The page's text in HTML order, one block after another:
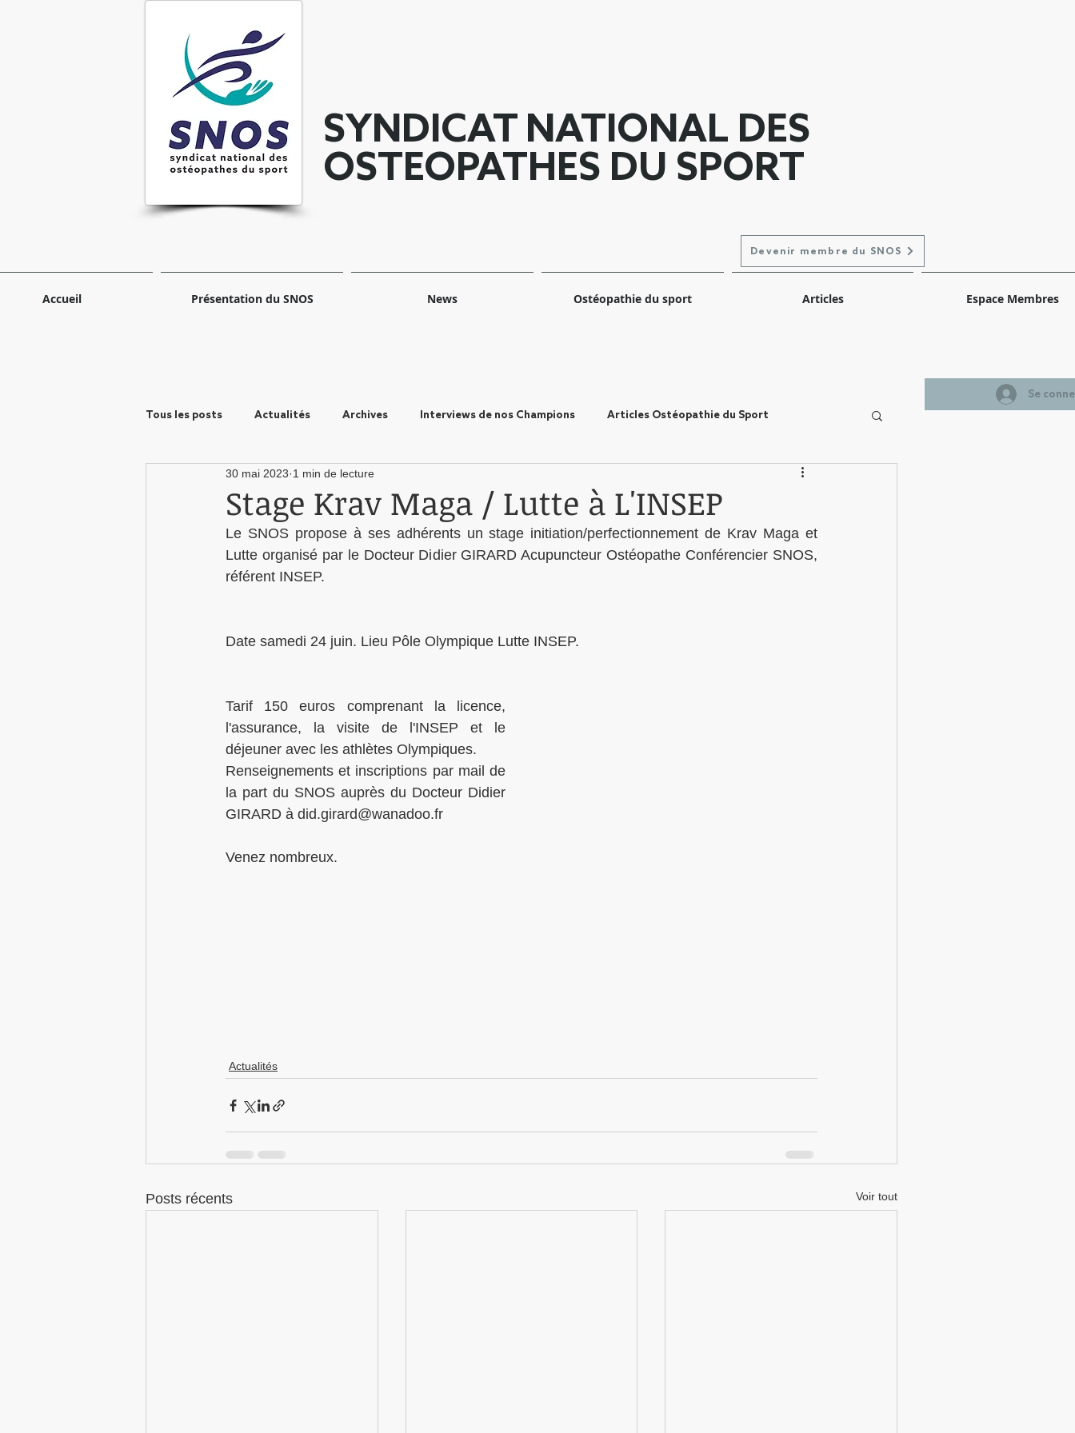
SYNDICAT NATIONAL DES
OSTEOPATHES DU SPORT
Devenir membre du SNOS
Accueil Présentation du SNOS News Ostéopathie du sport Articles Espace Membres
Tous les posts Actualités Archives Interviews de nos Champions Articles Ostéopathie du Sport
Prix Wanono Formation
Stage Krav Maga / Lutte à L'INSEP
30 mai 2023 1 min de lecture
Le SNOS propose à ses adhérents un stage initiation/perfectionnement de Krav Maga et
Lutte organisé par le Docteur Didier GIRARD Acupuncteur Ostéopathe Conférencier SNOS,
référent INSEP.
Date samedi 24 juin. Lieu Pôle Olympique Lutte INSEP.
Tarif 150 euros comprenant la licence,
l'assurance, la visite de l'INSEP et le
déjeuner avec les athlètes Olympiques.
Renseignements et inscriptions par mail de
la part du SNOS auprès du Docteur Didier
GIRARD à did.girard@wanadoo.fr
Venez nombreux.
Actualités
Posts récents Voir tout
Se